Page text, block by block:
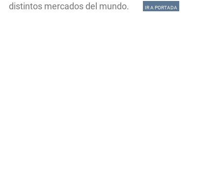
distintos mercados del mundo.
IR A PORTADA